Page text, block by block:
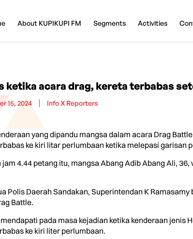
About KUPIKUPI FM Segments Activities
ketika acara drag, kereta terbabas
15, 2024 Info X Reporters
yang dipandu mangsa dalam acara Drag
ke kiri litar perlumbaan ketika melepasi garisan
jam 4.44 petang itu, mangsa Abang Adib Abang Ali,
Polis Daerah Sandakan, Superintendan K
Battle.
pada masa kejadian ketika kenderaan
ke kiri liter perlumbaan.